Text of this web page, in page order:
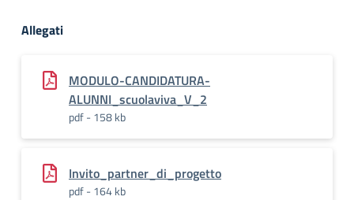
Allegati
MODULO-CANDIDATURA-
ALUNNI_scuolaviva_V_2
pdf - 158 kb
Invito_partner_di_progetto
pdf - 164 kb